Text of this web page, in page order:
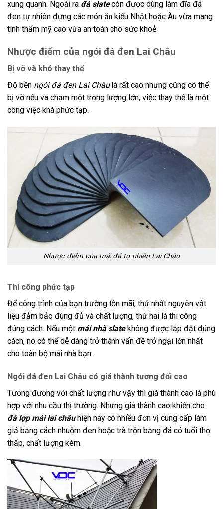
xung quanh. Ngoài ra đá slatecòn được dùng làm đĩa đá
đen tự nhiên đựng các món ăn kiểu Nhật hoặc Âu vừa mang
tính thẩm mỹ cao vừa an toàn cho sức khoẻ.
Nhược điểm của ngói đá đen Lai Châu
Bị vỡ và khó thay thế
Độ bền ngói đá đen Lai Châulà rất cao nhưng cũng có thể
bị vỡ nếu va chạm một trọng lượng lớn, việc thay thế là một
công việc khá phức tạp.
Nhược điểm của mái đá tự nhiên Lai Châu
Thi công phức tạp
Để công trình của bạn trường tồn mãi, thứ nhất nguyên vật
liệu đảm bảo đúng đủ và chất lượng, thứ hai là thi công
đúng cách. Nếu một mái nhà slatekhông được lắp đặt đúng
cách, nó có thể dễ dàng trở thành vấn đề trở ngại lớn nhất
cho toàn bộ mái nhà bạn.
Ngói đá đen Lai Châu có giá thành tương đối cao
Tương đương với chất lượng như vậy thì giá thành cao là phù
hợp với nhu cầu thị trường. Nhưng giá thành cao khiến cho
đá lợp mái lai châuhiện nay có nhiều đơn vị cung cấp làm
giả bằng cách nhuộm đen hoặc trà trộn bằng đá có tuổi thọ
thấp, chất lượng kém.